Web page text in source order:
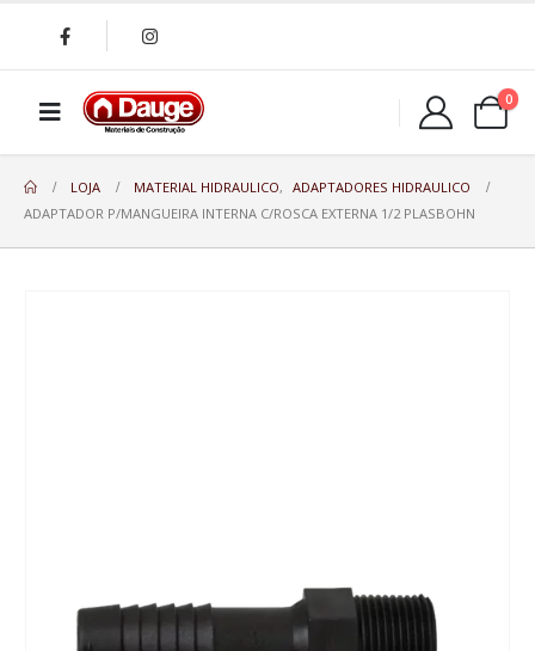
0
LOJA MATERIAL HIDRAULICO,
ADAPTADORES HIDRAULICO
ADAPTADOR P/MANGUEIRA INTERNA C/ROSCA EXTERNA 1/2 PLASBOHN